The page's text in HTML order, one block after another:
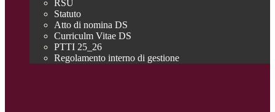
RSU
Statuto
Atto di nomina DS
Curriculm Vitae DS
PTTI 25_26
Regolamento interno di gestione